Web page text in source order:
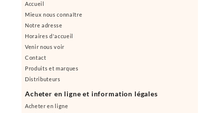
Accueil
Mieux nous connaître
Notre adresse
Horaires d'accueil
Venir nous voir
Contact
Produits et marques
Distributeurs
Acheter en ligne et information légales
Acheter en ligne